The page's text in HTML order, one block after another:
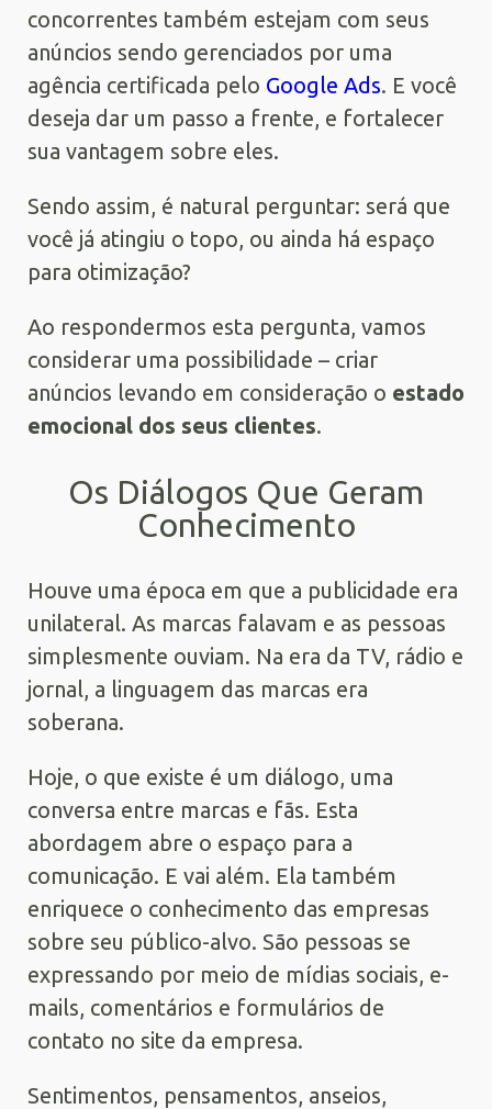
concorrentes também estejam com seus
anúncios sendo gerenciados por uma
agência certificada pelo Google Ads. E você
deseja dar um passo a frente, e fortalecer
sua vantagem sobre eles.
Sendo assim, é natural perguntar: será que
você já atingiu o topo, ou ainda há espaço
para otimização?
Ao respondermos esta pergunta, vamos
considerar uma possibilidade – criar
anúncios levando em consideração o estado
emocional dos seus clientes.
Os Diálogos Que Geram
Conhecimento
Houve uma época em que a publicidade era
unilateral. As marcas falavam e as pessoas
simplesmente ouviam. Na era da TV, rádio e
jornal, a linguagem das marcas era
soberana.
Hoje, o que existe é um diálogo, uma
conversa entre marcas e fãs. Esta
abordagem abre o espaço para a
comunicação. E vai além. Ela também
enriquece o conhecimento das empresas
sobre seu público-alvo. São pessoas se
expressando por meio de mídias sociais, e-
mails, comentários e formulários de
contato no site da empresa.
Sentimentos, pensamentos, anseios,